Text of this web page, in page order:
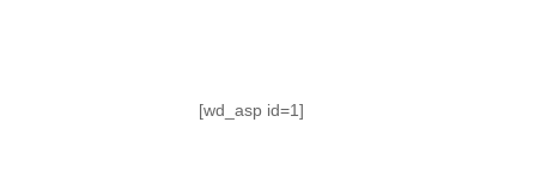
[wd_asp id=1]